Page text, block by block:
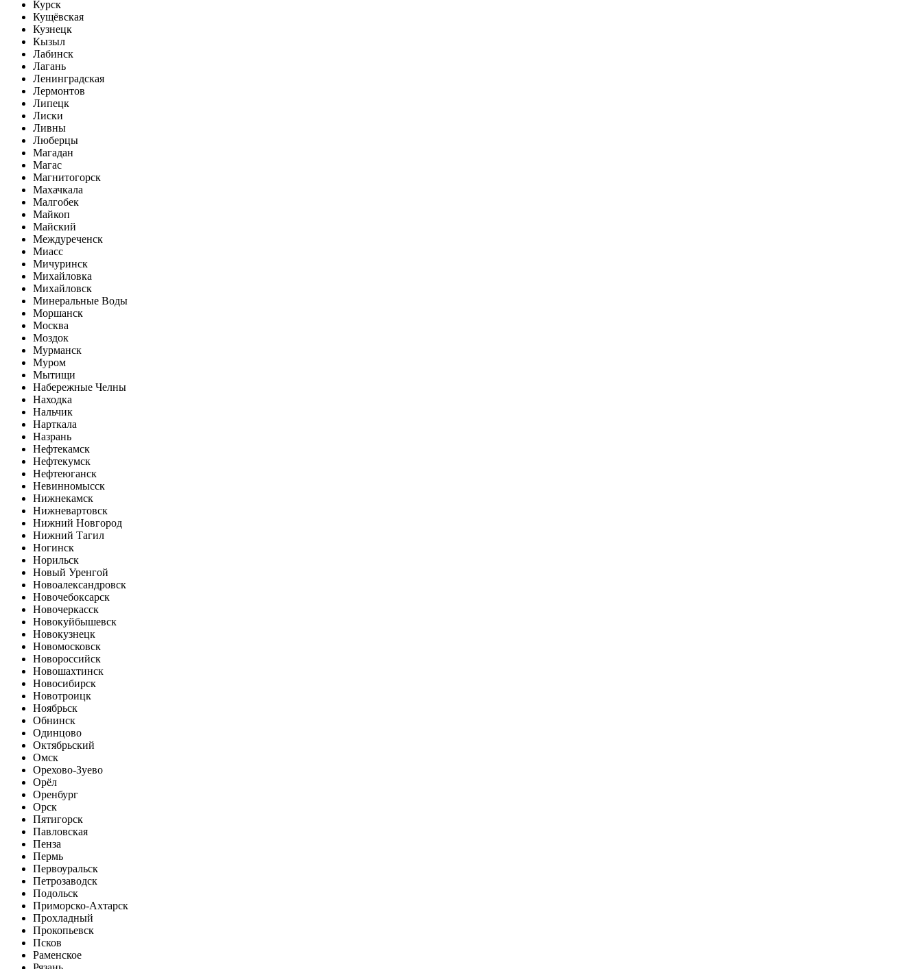
Курск
Кущёвская
Кузнецк
Кызыл
Лабинск
Лагань
Ленинградская
Лермонтов
Липецк
Лиски
Ливны
Люберцы
Магадан
Магас
Магнитогорск
Махачкала
Малгобек
Майкоп
Майский
Междуреченск
Миасс
Мичуринск
Михайловка
Михайловск
Минеральные Воды
Моршанск
Москва
Моздок
Мурманск
Муром
Мытищи
Набережные Челны
Находка
Нальчик
Нарткала
Назрань
Нефтекамск
Нефтекумск
Нефтеюганск
Невинномысск
Нижнекамск
Нижневартовск
Нижний Новгород
Нижний Тагил
Ногинск
Норильск
Новый Уренгой
Новоалександровск
Новочебоксарск
Новочеркасск
Новокуйбышевск
Новокузнецк
Новомосковск
Новороссийск
Новошахтинск
Новосибирск
Новотроицк
Ноябрьск
Обнинск
Одинцово
Октябрьский
Омск
Орехово-Зуево
Орёл
Оренбург
Орск
Пятигорск
Павловская
Пенза
Пермь
Первоуральск
Петрозаводск
Подольск
Приморско-Ахтарск
Прохладный
Прокопьевск
Псков
Раменское